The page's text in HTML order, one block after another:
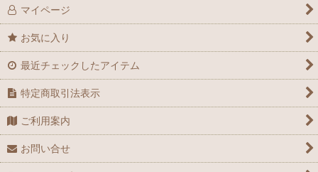
マイページ
お気に入り
最近チェックしたアイテム
特定商取引法表示
ご利用案内
お問い合せ